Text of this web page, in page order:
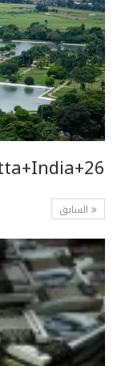
السابق